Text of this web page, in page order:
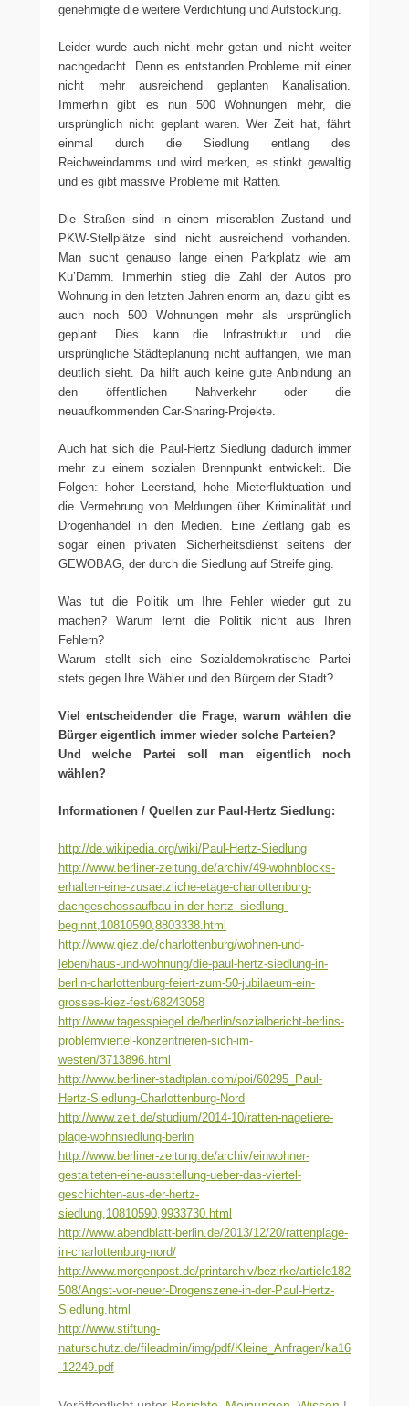
genehmigte die weitere Verdichtung und Aufstockung.
Leider wurde auch nicht mehr getan und nicht weiter
nachgedacht. Denn es entstanden Probleme mit einer
nicht mehr ausreichend geplanten Kanalisation.
Immerhin gibt es nun 500 Wohnungen mehr, die
ursprünglich nicht geplant waren. Wer Zeit hat, fährt
einmal durch die Siedlung entlang des
Reichweindamms und wird merken, es stinkt gewaltig
und es gibt massive Probleme mit Ratten.
Die Straßen sind in einem miserablen Zustand und
PKW-Stellplätze sind nicht ausreichend vorhanden.
Man sucht genauso lange einen Parkplatz wie am
Ku’Damm. Immerhin stieg die Zahl der Autos pro
Wohnung in den letzten Jahren enorm an, dazu gibt es
auch noch 500 Wohnungen mehr als ursprünglich
geplant. Dies kann die Infrastruktur und die
ursprüngliche Städteplanung nicht auffangen, wie man
deutlich sieht. Da hilft auch keine gute Anbindung an
den öffentlichen Nahverkehr oder die
neuaufkommenden Car-Sharing-Projekte.
Auch hat sich die Paul-Hertz Siedlung dadurch immer
mehr zu einem sozialen Brennpunkt entwickelt. Die
Folgen: hoher Leerstand, hohe Mieterfluktuation und
die Vermehrung von Meldungen über Kriminalität und
Drogenhandel in den Medien. Eine Zeitlang gab es
sogar einen privaten Sicherheitsdienst seitens der
GEWOBAG, der durch die Siedlung auf Streife ging.
Was tut die Politik um Ihre Fehler wieder gut zu
machen? Warum lernt die Politik nicht aus Ihren
Fehlern?
Warum stellt sich eine Sozialdemokratische Partei
stets gegen Ihre Wähler und den Bürgern der Stadt?
Viel entscheidender die Frage, warum wählen die
Bürger eigentlich immer wieder solche Parteien?
Und welche Partei soll man eigentlich noch
wählen?
Informationen / Quellen zur Paul-Hertz Siedlung:
http://de.wikipedia.org/wiki/Paul-Hertz-Siedlung
http://www.berliner-zeitung.de/archiv/49-wohnblocks-
erhalten-eine-zusaetzliche-etage-charlottenburg-
dachgeschossaufbau-in-der-hertz–siedlung-
beginnt,10810590,8803338.html
http://www.qiez.de/charlottenburg/wohnen-und-
leben/haus-und-wohnung/die-paul-hertz-siedlung-in-
berlin-charlottenburg-feiert-zum-50-jubilaeum-ein-
grosses-kiez-fest/68243058
http://www.tagesspiegel.de/berlin/sozialbericht-berlins-
problemviertel-konzentrieren-sich-im-
westen/3713896.html
http://www.berliner-stadtplan.com/poi/60295_Paul-
Hertz-Siedlung-Charlottenburg-Nord
http://www.zeit.de/studium/2014-10/ratten-nagetiere-
plage-wohnsiedlung-berlin
http://www.berliner-zeitung.de/archiv/einwohner-
gestalteten-eine-ausstellung-ueber-das-viertel-
geschichten-aus-der-hertz-
siedlung,10810590,9933730.html
http://www.abendblatt-berlin.de/2013/12/20/rattenplage-
in-charlottenburg-nord/
http://www.morgenpost.de/printarchiv/bezirke/article182
508/Angst-vor-neuer-Drogenszene-in-der-Paul-Hertz-
Siedlung.html
http://www.stiftung-
naturschutz.de/fileadmin/img/pdf/Kleine_Anfragen/ka16
-12249.pdf